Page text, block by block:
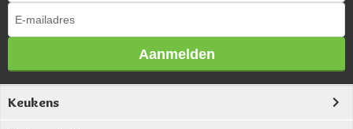
Aanmelden
Keukens